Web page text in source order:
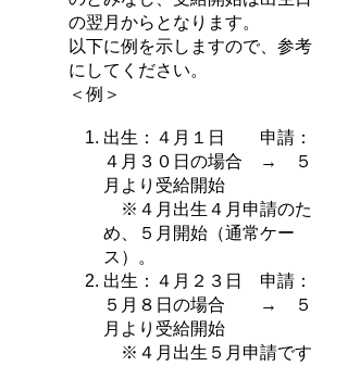
の翌月からとなります。
以下に例を示しますので、参考
にしてください。
＜例＞
出生：４月１日 申請：
４月３０日の場合 → ５
月より受給開始
※４月出生４月申請のた
め、５月開始（通常ケー
ス）。
出生：４月２３日 申請：
５月８日の場合 → ５
月より受給開始
※４月出生５月申請です